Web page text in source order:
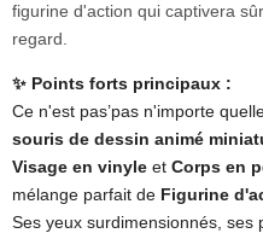
figurine d'action qui captivera
regard.
✨ Points forts principaux :
Ce n'est pas’pas n'importe
souris de dessin animé
Visage en vinyle et Corps en
mélange parfait de ​ Figurine
Ses yeux surdimensionnés, ses